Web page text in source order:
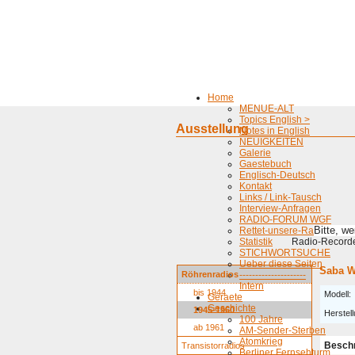
Home
MENUE-ALT
Topics English >
Notes in English
NEUIGKEITEN
Galerie
Gaestebuch
Englisch-Deutsch
Kontakt
Links / Link-Tausch
Interview-Anfragen
RADIO-FORUM WGF
Rettet-unsere-Radios
Statistik
STICHWORTSUCHE
Ueber diese Seiten
---------------------
Intern
Geraete
Geschichte
100 Jahre
AM-Sender-Sterben
Atomkrieg
Berliner Fernsehturm
Ausstellung
Bitte,
Radio-
Röhrenradios
bis 1944
1945-1960
ab 1961
Transistorradios
Saba
Modell: